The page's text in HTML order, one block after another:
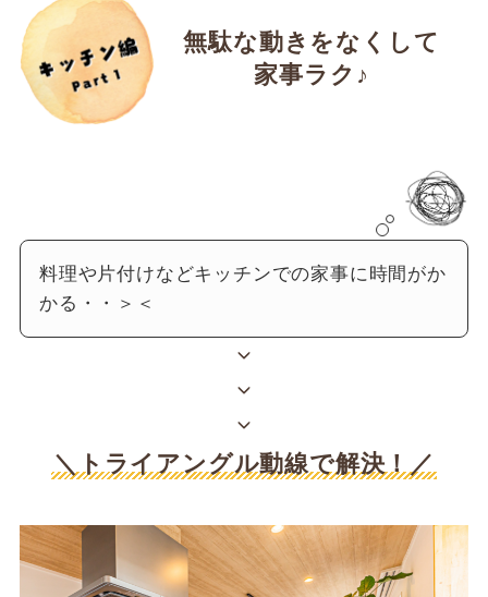
無駄な動きをなくして
家事ラク♪
料理や片付けなどキッチンでの家事に時間がか
かる・・＞＜
＼トライアングル動線で解決！／